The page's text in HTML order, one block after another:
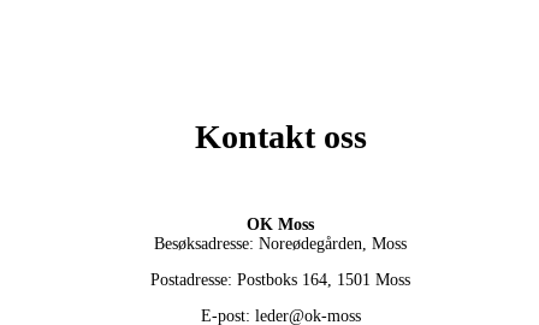
Kontakt oss
OK Moss
Besøksadresse: Noreødegården, Moss
Postadresse: Postboks 164, 1501 Moss
E-post: leder@ok-moss